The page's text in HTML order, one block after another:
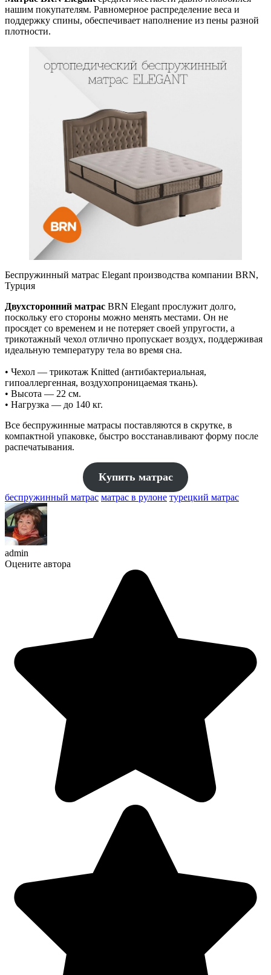
нашим покупателям. Равномерное распределение веса и
поддержку спины, обеспечивает наполнение из пены разной
плотности.
Беспружинный матрас Elegant производства компании BRN,
Турция
Двухсторонний матрас BRN Elegant прослужит долго,
поскольку его стороны можно менять местами. Он не
просядет со временем и не потеряет своей упругости, а
трикотажный чехол отлично пропускает воздух, поддерживая
идеальную температуру тела во время сна.
• Чехол — трикотаж Knitted (антибактериальная,
гипоаллергенная, воздухопроницаемая ткань).
• Высота — 22 см.
• Нагрузка — до 140 кг.
Все беспружинные матрасы поставляются в скрутке, в
компактной упаковке, быстро восстанавливают форму после
распечатывания.
Купить матрас
беспружинный матрас матрас в рулоне турецкий матрас
admin
Оцените автора